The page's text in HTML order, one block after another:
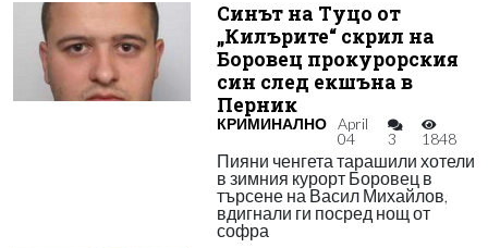
Синът на Туцо от
„Килърите“ скрил на
Боровец прокурорския
син след екшъна в
Перник
КРИМИНАЛНО
April
04
3 1848
Пияни ченгета тарашили хотели
в зимния курорт Боровец в
търсене на Васил Михайлов,
вдигнали ги посред нощ от
софра